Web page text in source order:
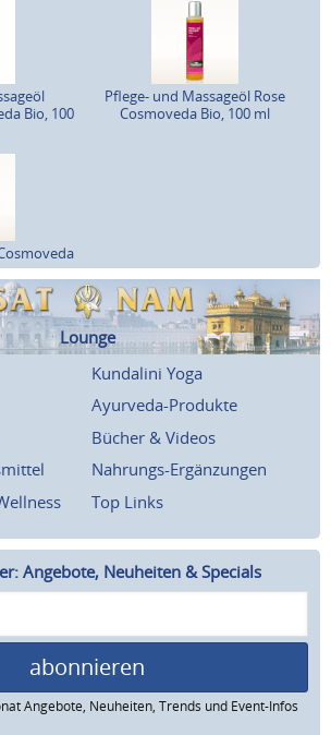
Bio, 100
Pflege- und Massageöl Rose
Cosmoveda Bio, 100 ml
Lounge
Kundalini Yoga
Ayurveda-Produkte
Bücher & Videos
Nahrungs-Ergänzungen
Top Links
Angebote, Neuheiten & Specials
abonnieren
Angebote, Neuheiten, Trends und Event-Infos